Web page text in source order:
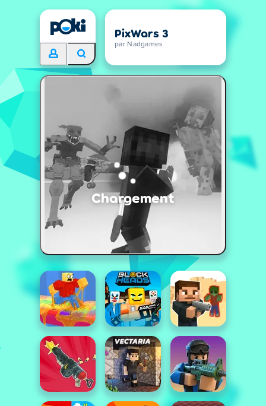
PixWars 3
par Nadgames
Chargement